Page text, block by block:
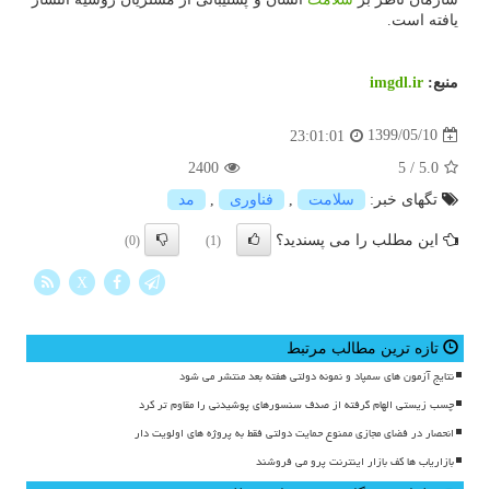
یافته است.
منبع: imgdl.ir
1399/05/10
23:01:01
5.0
/
5
2400
تگهای خبر:
سلامت , فناوری , مد
این مطلب را می پسندید؟ (1)
(0)
X
تازه ترین مطالب مرتبط
نتایج آزمون های سمپاد و نمونه دولتی هفته بعد منتشر می شود
چسب زیستی الهام گرفته از صدف سنسورهای پوشیدنی را مقاوم تر کرد
انحصار در فضای مجازی ممنوع حمایت دولتی فقط به پروژه های اولویت دار
بازاریاب ها کف بازار اینترنت پرو می فروشند